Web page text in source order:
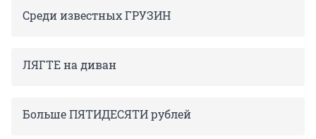
Среди известных ГРУЗИН
ЛЯГТЕ на диван
Больше ПЯТИДЕСЯТИ рублей